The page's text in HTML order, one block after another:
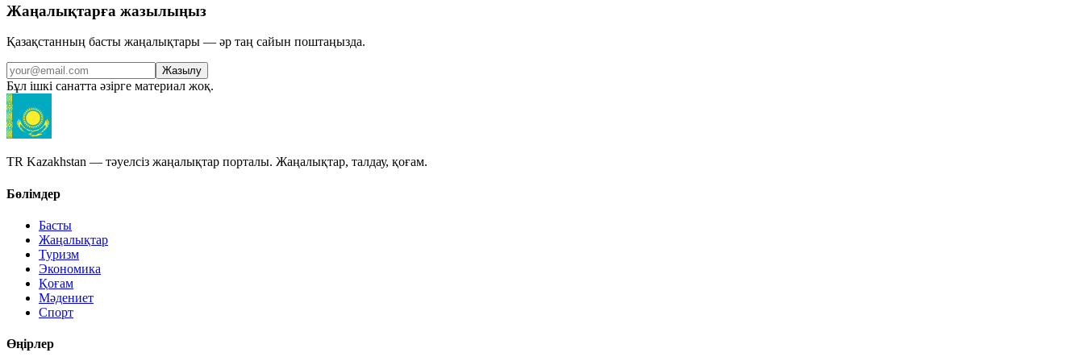
Жаңалықтарға жазылыңыз
Қазақстанның басты жаңалықтары — әр таң сайын поштаңызда.
Жазылу
Бұл ішкі санатта әзірге материал жоқ.
TR Kazakhstan — тәуелсіз жаңалықтар порталы. Жаңалықтар, талдау, қоғам.
Бөлімдер
Басты
Жаңалықтар
Туризм
Экономика
Қоғам
Мәдениет
Спорт
Өңірлер